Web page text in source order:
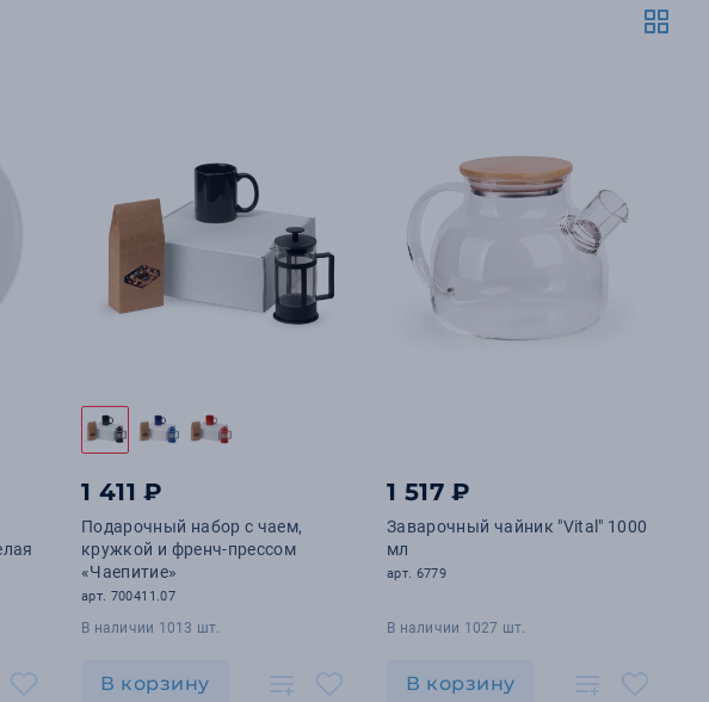
1 411 ₽
Подарочный набор с чаем,
кружкой и френч-прессом
«Чаепитие»
арт. 700411.07
В наличии 1013 шт.
В корзину
1 517 ₽
Заварочный чайник "Vital" 1000
мл
арт. 6779
В наличии 1027 шт.
В корзину